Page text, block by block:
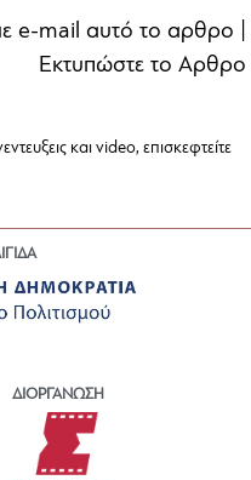
με e-mail αυτό το αρθρο
Εκτυπώστε το Αρθρο
και video, επισκεφτείτε
ΔΙΟΡΓΑΝΩΣΗ